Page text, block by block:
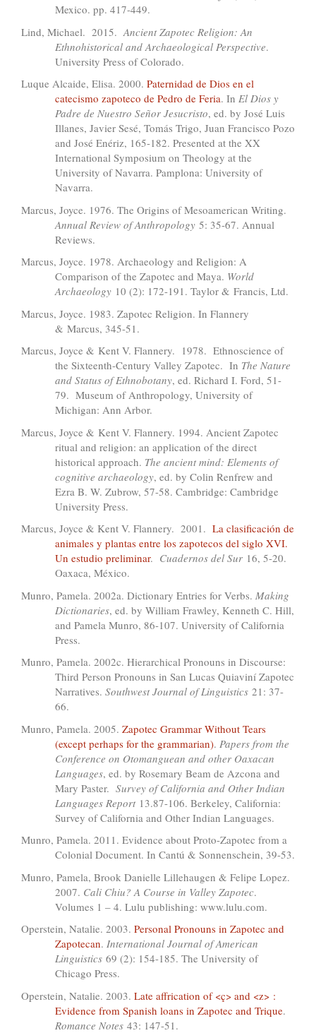
Mexico. pp. 417-449.
Lind, Michael. 2015. Ancient Zapotec Religion: An
Ethnohistorical and Archaeological Perspective.
University Press of Colorado.
Luque Alcaide, Elisa. 2000. Paternidad de Dios en el
catecismo zapoteco de Pedro de Feria. In El Dios y
Padre de Nuestro Señor Jesucristo, ed. by José Luis
Illanes, Javier Sesé, Tomás Trigo, Juan Francisco Pozo
and José Enériz, 165-182. Presented at the XX
International Symposium on Theology at the
University of Navarra. Pamplona: University of
Navarra.
Marcus, Joyce. 1976. The Origins of Mesoamerican Writing.
Annual Review of Anthropology 5: 35-67. Annual
Reviews.
Marcus, Joyce. 1978. Archaeology and Religion: A
Comparison of the Zapotec and Maya. World
Archaeology 10 (2): 172-191. Taylor & Francis, Ltd.
Marcus, Joyce. 1983. Zapotec Religion. In Flannery
& Marcus, 345-51.
Marcus, Joyce & Kent V. Flannery. 1978. Ethnoscience of
the Sixteenth-Century Valley Zapotec. In The Nature
and Status of Ethnobotany, ed. Richard I. Ford, 51-
79. Museum of Anthropology, University of
Michigan: Ann Arbor.
Marcus, Joyce & Kent V. Flannery. 1994. Ancient Zapotec
ritual and religion: an application of the direct
historical approach. The ancient mind: Elements of
cognitive archaeology, ed. by Colin Renfrew and
Ezra B. W. Zubrow, 57-58. Cambridge: Cambridge
University Press.
Marcus, Joyce & Kent V. Flannery. 2001. La clasificación de
animales y plantas entre los zapotecos del siglo XVI.
Un estudio preliminar. Cuadernos del Sur 16, 5-20.
Oaxaca, México.
Munro, Pamela. 2002a. Dictionary Entries for Verbs. Making
Dictionaries, ed. by William Frawley, Kenneth C. Hill,
and Pamela Munro, 86-107. University of California
Press.
Munro, Pamela. 2002c. Hierarchical Pronouns in Discourse:
Third Person Pronouns in San Lucas Quiaviní Zapotec
Narratives. Southwest Journal of Linguistics 21: 37-
66.
Munro, Pamela. 2005. Zapotec Grammar Without Tears
(except perhaps for the grammarian). Papers from the
Conference on Otomanguean and other Oaxacan
Languages, ed. by Rosemary Beam de Azcona and
Mary Paster. Survey of California and Other Indian
Languages Report13.87-106. Berkeley, California:
Survey of California and Other Indian Languages.
Munro, Pamela. 2011. Evidence about Proto-Zapotec from a
Colonial Document. In Cantú & Sonnenschein, 39-53.
Munro, Pamela, Brook Danielle Lillehaugen & Felipe Lopez.
2007. Cali Chiu? A Course in Valley Zapotec.
Volumes 1 – 4. Lulu publishing: www.lulu.com.
Operstein, Natalie. 2003. Personal Pronouns in Zapotec and
Zapotecan. International Journal of American
Linguistics 69 (2): 154-185. The University of
Chicago Press.
Operstein, Natalie. 2003. Late affrication of <ç> and <z> :
Evidence from Spanish loans in Zapotec and Trique.
Romance Notes 43: 147-51.